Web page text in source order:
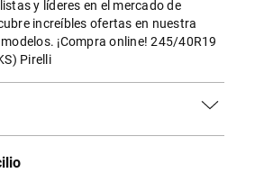
y líderes en el mercado de
increíbles ofertas en nuestra
¡Compra online! 245/40R19
Pirelli